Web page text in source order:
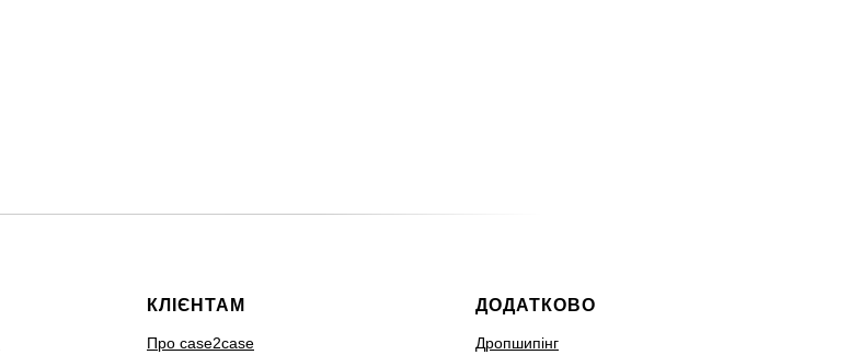
КЛІЄНТАМ
Про case2case
ДОДАТКОВО
Дропшипінг